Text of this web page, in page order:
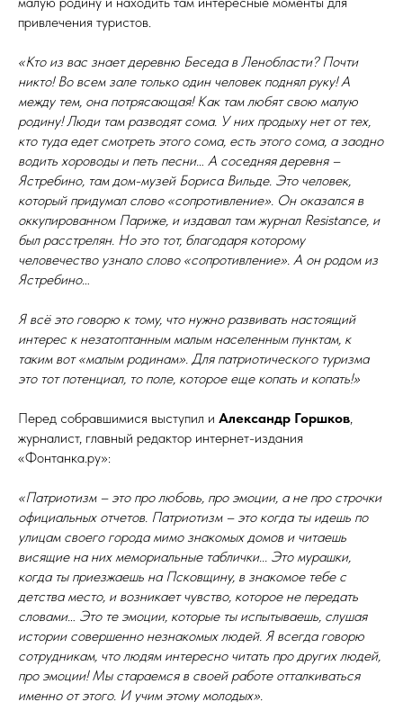
привлечения туристов.
«Кто из вас знает деревню Беседа в Ленобласти? Почти
никто! Во всем зале только один человек поднял руку! А
между тем, она потрясающая! Как там любят свою малую
родину! Люди там разводят сома. У них продыху нет от тех,
кто туда едет смотреть этого сома, есть этого сома, а заодно
водить хороводы и петь песни… А соседняя деревня –
Ястребино, там дом-музей Бориса Вильде. Это человек,
который придумал слово «сопротивление». Он оказался в
оккупированном Париже, и издавал там журнал Resistance, и
был расстрелян. Но это тот, благодаря которому
человечество узнало слово «сопротивление». А он родом из
Ястребино…
Я всё это говорю к тому, что нужно развивать настоящий
интерес к незатоптанным малым населенным пунктам, к
таким вот «малым родинам». Для патриотического туризма
это тот потенциал, то поле, которое еще копать и копать!»
Перед собравшимися выступил и Александр Горшков,
журналист, главный редактор интернет-издания
«Фонтанка.ру»:
«Патриотизм – это про любовь, про эмоции, а не про строчки
официальных отчетов. Патриотизм – это когда ты идешь по
улицам своего города мимо знакомых домов и читаешь
висящие на них мемориальные таблички... Это мурашки,
когда ты приезжаешь на Псковщину, в знакомое тебе с
детства место, и возникает чувство, которое не передать
словами… Это те эмоции, которые ты испытываешь, слушая
истории совершенно незнакомых людей. Я всегда говорю
сотрудникам, что людям интересно читать про других людей,
про эмоции! Мы стараемся в своей работе отталкиваться
именно от этого. И учим этому молодых».